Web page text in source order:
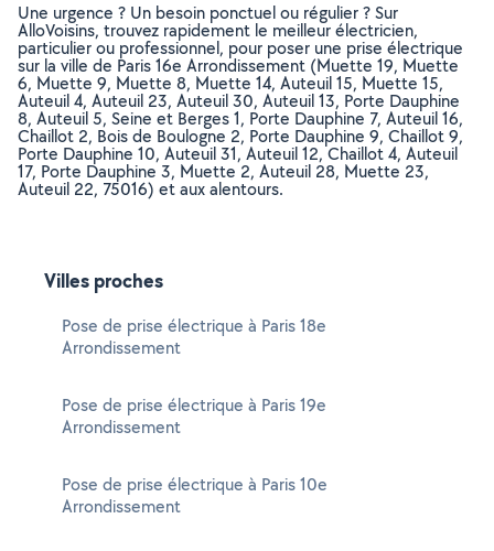
Une urgence ? Un besoin ponctuel ou régulier ? Sur
AlloVoisins, trouvez rapidement le meilleur électricien,
particulier ou professionnel, pour poser une prise électrique
sur la ville de Paris 16e Arrondissement (Muette 19, Muette
6, Muette 9, Muette 8, Muette 14, Auteuil 15, Muette 15,
Auteuil 4, Auteuil 23, Auteuil 30, Auteuil 13, Porte Dauphine
8, Auteuil 5, Seine et Berges 1, Porte Dauphine 7, Auteuil 16,
Chaillot 2, Bois de Boulogne 2, Porte Dauphine 9, Chaillot 9,
Porte Dauphine 10, Auteuil 31, Auteuil 12, Chaillot 4, Auteuil
17, Porte Dauphine 3, Muette 2, Auteuil 28, Muette 23,
Auteuil 22, 75016) et aux alentours.
Villes proches
Pose de prise électrique à Paris 18e
Arrondissement
Pose de prise électrique à Paris 19e
Arrondissement
Pose de prise électrique à Paris 10e
Arrondissement